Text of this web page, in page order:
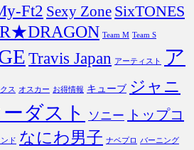
Ft2 Sexy Zone SixTONES
Team M Team S
Travis Japan アーティスト
ア
ス オスカー お得情報 キューブ ジャニ
ダスト ソニー
トップコ
ンド なにわ男子 ナベプロ バーニング